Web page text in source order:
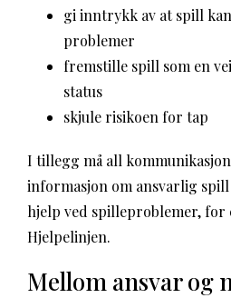
gi inntrykk av at spill
problemer
fremstille spill som en
status
skjule risikoen for tap
I tillegg må all
informasjon om ansvarlig
hjelp ved spilleproblemer, for
Hjelpelinjen.
Mellom ansvar og